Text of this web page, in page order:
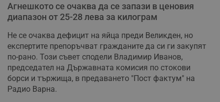
Агнешкото се очаква да се запази в ценовия
диапазон от 25-28 лева за килограм
Не се очаква дефицит на яйца преди Великден, но
експертите препоръчват гражданите да си ги закупят
по-рано. Този съвет сподели Владимир Иванов,
председател на Държавната комисия по стокови
борси и тържища, в предаването "Пост фактум" на
Радио Варна.